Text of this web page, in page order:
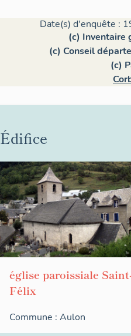
Date(s) d'enquête :
(c) Inventaire
(c) Conseil
(c)
Édifice
église paroissiale
Félix
Commune : Aulon